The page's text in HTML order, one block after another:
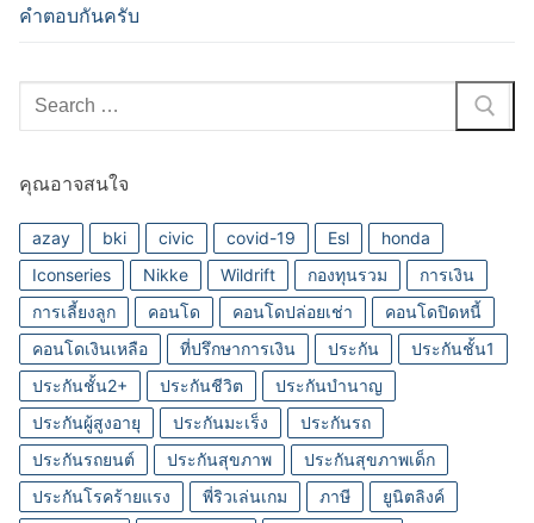
คำตอบกันครับ
Search
for:
คุณอาจสนใจ
azay bki civic covid-19 Esl
honda
Iconseries
Nikke Wildrift กองทุนรวม
การเงิน
การเลี้ยงลูก
คอนโด คอนโดปล่อยเช่า
คอนโดปิดหนี้
คอนโดเงินเหลือ
ที่ปรึกษาการเงิน ประกัน
ประกันชั้น1
ประกันชั้น2+
ประกันชีวิต
ประกันบำนาญ
ประกันผู้สูงอายุ
ประกันมะเร็ง
ประกันรถ
ประกันรถยนต์
ประกันสุขภาพ
ประกันสุขภาพเด็ก
ประกันโรคร้ายแรง
พี่ริวเล่นเกม ภาษี
ยูนิตลิงค์